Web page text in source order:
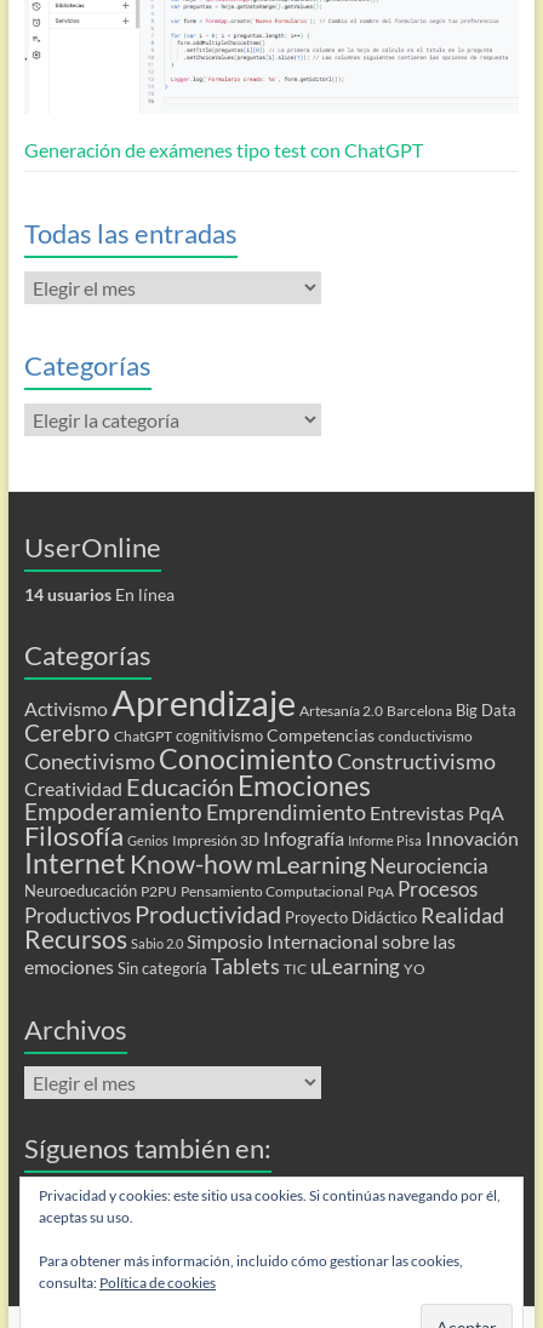
Generación de exámenes tipo test con ChatGPT
Todas las entradas
Todas
las
Categorías
Categorías
UserOnline
14 usuariosEn línea
Categorías
ActivismoAprendizaje Artesanía 2.0 Barcelona Big Data
Cerebro ChatGPT cognitivismo Competencias conductivismo
ConectivismoConocimientoConstructivismo
Creatividad Educación Emociones
Empoderamiento Emprendimiento Entrevistas PqA
Filosofía Genios Impresión 3D Infografía Informe Pisa Innovación
Internet Know-howmLearning Neurociencia
Neuroeducación P2PU Pensamiento Computacional PqA Procesos
Productivos Productividad Proyecto Didáctico Realidad
Recursos Sabio 2.0 Simposio Internacional sobre las
emociones Sin categoría Tablets TIC uLearning YO
Archivos
Archivos
Síguenos también en:
Flip
Privacidad y cookies: este sitio usa cookies. Si continúas navegando por él,
aceptas su uso.
Para obtener más información, incluido cómo gestionar las cookies,
consulta: Política de cookies